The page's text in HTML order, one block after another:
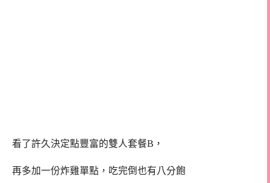
看了許久決定點豐富的雙人套餐B，
再多加一份炸雞單點，吃完倒也有八分飽